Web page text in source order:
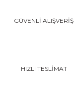
GÜVENLİ ALIŞVERİŞ
HIZLI TESLİMAT